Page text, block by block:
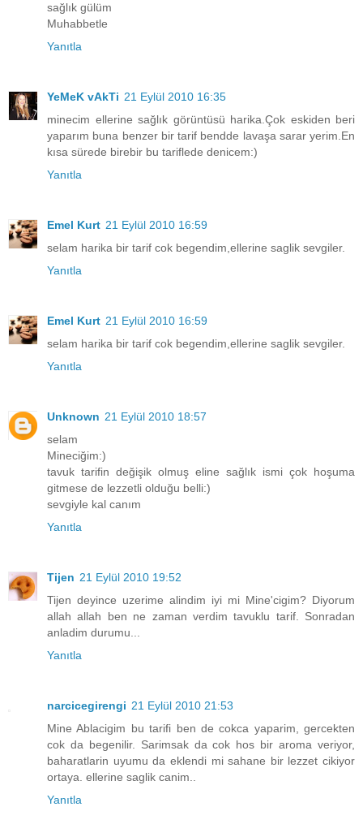
sağlık gülüm
Muhabbetle
Yanıtla
YeMeK vAkTi 21 Eylül 2010 16:35
minecim ellerine sağlık görüntüsü harika.Çok eskiden beri
yaparım buna benzer bir tarif bendde lavaşa sarar yerim.En
kısa sürede birebir bu tariflede denicem:)
Yanıtla
Emel Kurt 21 Eylül 2010 16:59
selam harika bir tarif cok begendim,ellerine saglik sevgiler.
Yanıtla
Emel Kurt 21 Eylül 2010 16:59
selam harika bir tarif cok begendim,ellerine saglik sevgiler.
Yanıtla
Unknown 21 Eylül 2010 18:57
selam
Mineciğim:)
tavuk tarifin değişik olmuş eline sağlık ismi çok hoşuma
gitmese de lezzetli olduğu belli:)
sevgiyle kal canım
Yanıtla
Tijen 21 Eylül 2010 19:52
Tijen deyince uzerime alindim iyi mi Mine'cigim? Diyorum
allah allah ben ne zaman verdim tavuklu tarif. Sonradan
anladim durumu...
Yanıtla
narcicegirengi 21 Eylül 2010 21:53
Mine Ablacigim bu tarifi ben de cokca yaparim, gercekten
cok da begenilir. Sarimsak da cok hos bir aroma veriyor,
baharatlarin uyumu da eklendi mi sahane bir lezzet cikiyor
ortaya. ellerine saglik canim..
Yanıtla